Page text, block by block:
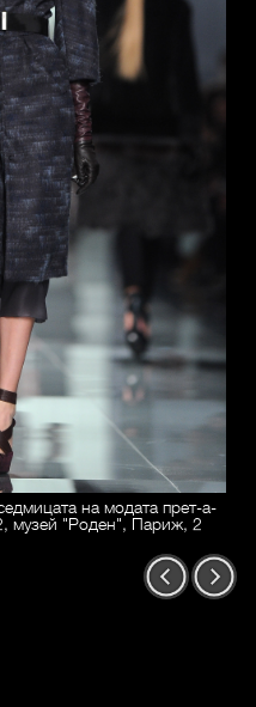
на модата прет-а-
музей "Роден", Париж, 2